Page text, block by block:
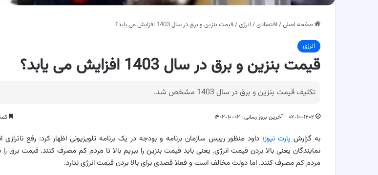
صفحه اصلی/ اقتصادی/ انرژی/قیمت بنزین و برق در سال 1403 افزایش می یابد؟
انرژی
قیمت بنزین و برق در سال 1403 افزایش می یابد؟
تکلیف قیمت بنزین و برق در سال 1403 مشخص شد.
۰۲-۱۰-۱۴۰۲ آخرین بروز رسانی : ۰۲-۱۰-۱۴۰۲
به گزارش پارت نیوز؛ داود منظور رییس سازمان برنامه و بودجه در یک برنامه تلویزیونی اظهار کرد: رفع ناترازی
نمایندگان یعنی بالا بردن قیمت انرژی. یعنی باید قیمت بنزین را ببریم بالا تا مردم کم مصرف کنند. قیمت برق را
مردم کم مصرف کنند. اما دولت مخالف است و فعلا قصدی برای بالا بردن قیمت انرژی ندارد.